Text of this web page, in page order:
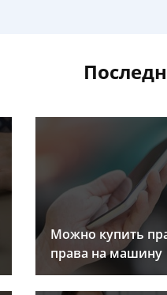
Можно купить
права на машину